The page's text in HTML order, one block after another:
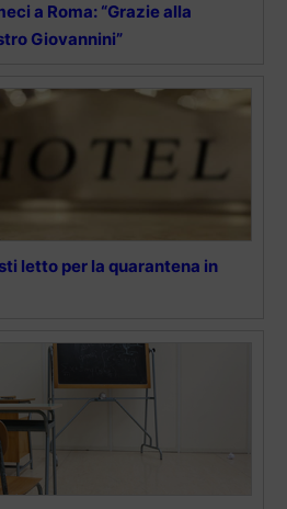
a Roma: “Grazie alla
Giovannini”
letto per la quarantena in